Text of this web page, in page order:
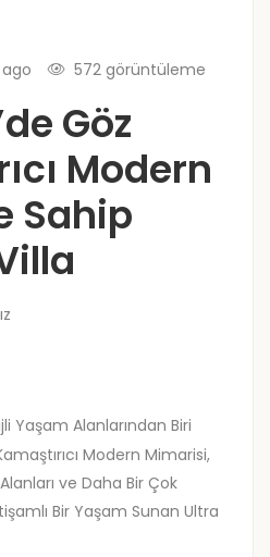
572 görüntüleme
Göz
Modern
Sahip
Yaşam Alanlarından Biri
Modern Mimarisi,
ve Daha Bir Çok
Bir Yaşam Sunan Ultra